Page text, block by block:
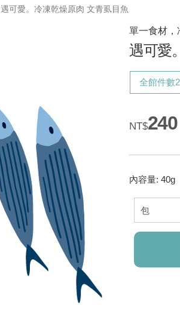
遇可愛。冷凍乾燥原肉 文青虱目魚
單一食材，
遇可愛
全館件數
NT$240
內容量: 40g